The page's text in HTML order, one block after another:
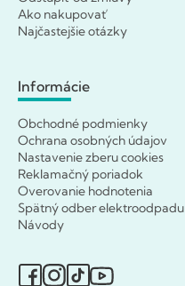
Ako nakupovať
Najčastejšie otázky
Informácie
Obchodné podmienky
Ochrana osobných údajov
Nastavenie zberu cookies
Reklamačný poriadok
Overovanie hodnotenia
Spätný odber elektroodpadu
Návody